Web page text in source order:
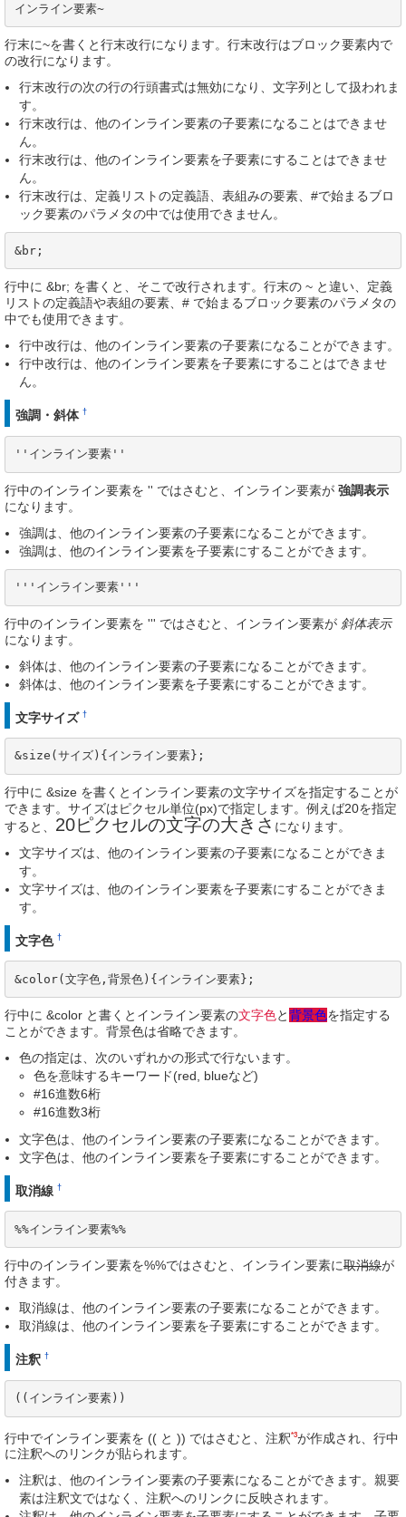
インライン要素~
行末に~を書くと行末改行になります。行末改行はブロック要素内で
の改行になります。
行末改行の次の行の行頭書式は無効になり、文字列として扱われま
す。
行末改行は、他のインライン要素の子要素になることはできませ
ん。
行末改行は、他のインライン要素を子要素にすることはできませ
ん。
行末改行は、定義リストの定義語、表組みの要素、#で始まるブロ
ック要素のパラメタの中では使用できません。
&br;
行中に &br; を書くと、そこで改行されます。行末の ~ と違い、定義
リストの定義語や表組の要素、# で始まるブロック要素のパラメタの
中でも使用できます。
行中改行は、他のインライン要素の子要素になることができます。
行中改行は、他のインライン要素を子要素にすることはできませ
ん。
強調・斜体 †
''インライン要素''
行中のインライン要素を '' ではさむと、インライン要素が 強調表示
になります。
強調は、他のインライン要素の子要素になることができます。
強調は、他のインライン要素を子要素にすることができます。
'''インライン要素'''
行中のインライン要素を ''' ではさむと、インライン要素が 斜体表示
になります。
斜体は、他のインライン要素の子要素になることができます。
斜体は、他のインライン要素を子要素にすることができます。
文字サイズ †
&size(サイズ){インライン要素};
行中に &size を書くとインライン要素の文字サイズを指定することが
できます。サイズはピクセル単位(px)で指定します。例えば20を指定
すると、 20ピクセルの文字の大きさ になります。
文字サイズは、他のインライン要素の子要素になることができま
す。
文字サイズは、他のインライン要素を子要素にすることができま
す。
文字色 †
&color(文字色,背景色){インライン要素};
行中に &color と書くとインライン要素の文字色と背景色を指定する
ことができます。背景色は省略できます。
色の指定は、次のいずれかの形式で行ないます。
色を意味するキーワード(red, blueなど)
#16進数6桁
#16進数3桁
文字色は、他のインライン要素の子要素になることができます。
文字色は、他のインライン要素を子要素にすることができます。
取消線 †
%%インライン要素%%
行中のインライン要素を%%ではさむと、インライン要素に取消線が
付きます。
取消線は、他のインライン要素の子要素になることができます。
取消線は、他のインライン要素を子要素にすることができます。
注釈 †
((インライン要素))
行中でインライン要素を (( と )) ではさむと、注釈*3が作成され、行中
に注釈へのリンクが貼られます。
注釈は、他のインライン要素の子要素になることができます。親要
素は注釈文ではなく、注釈へのリンクに反映されます。